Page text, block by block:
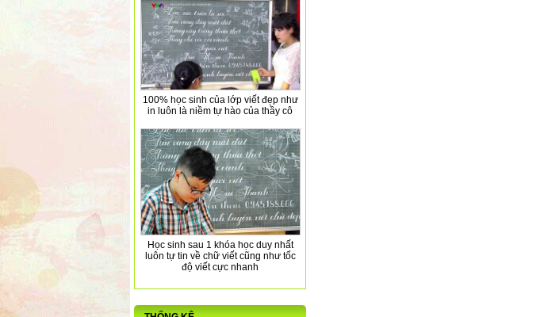
100% học sinh của lớp viết đẹp như
in luôn là niềm tự hào của thầy cô
Học sinh sau 1 khóa học duy nhất
luôn tự tin về chữ viết cũng như tốc
độ viết cực nhanh